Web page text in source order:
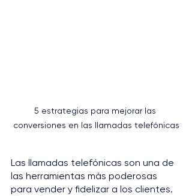
5 estrategias para mejorar las
conversiones en las llamadas telefónicas
Las llamadas telefónicas son una de
las herramientas más poderosas
para vender y fidelizar a los clientes.